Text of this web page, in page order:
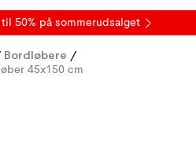
til 50% på sommerudsalget
Bordløbere /
45x150 cm